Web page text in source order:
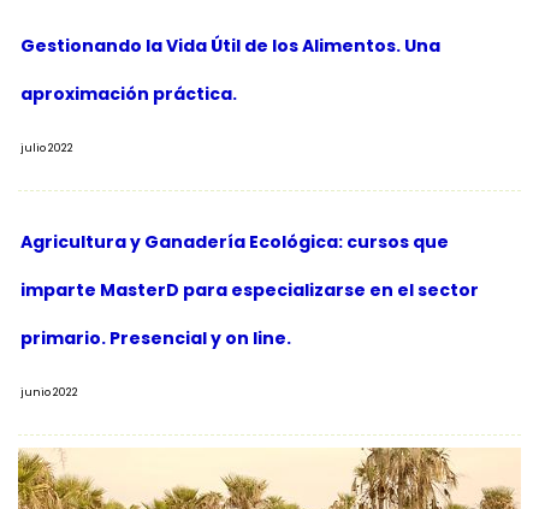
Gestionando la Vida Útil de los Alimentos. Una
aproximación práctica.
julio 2022
Agricultura y Ganadería Ecológica: cursos que
imparte MasterD para especializarse en el sector
primario. Presencial y on line.
junio 2022